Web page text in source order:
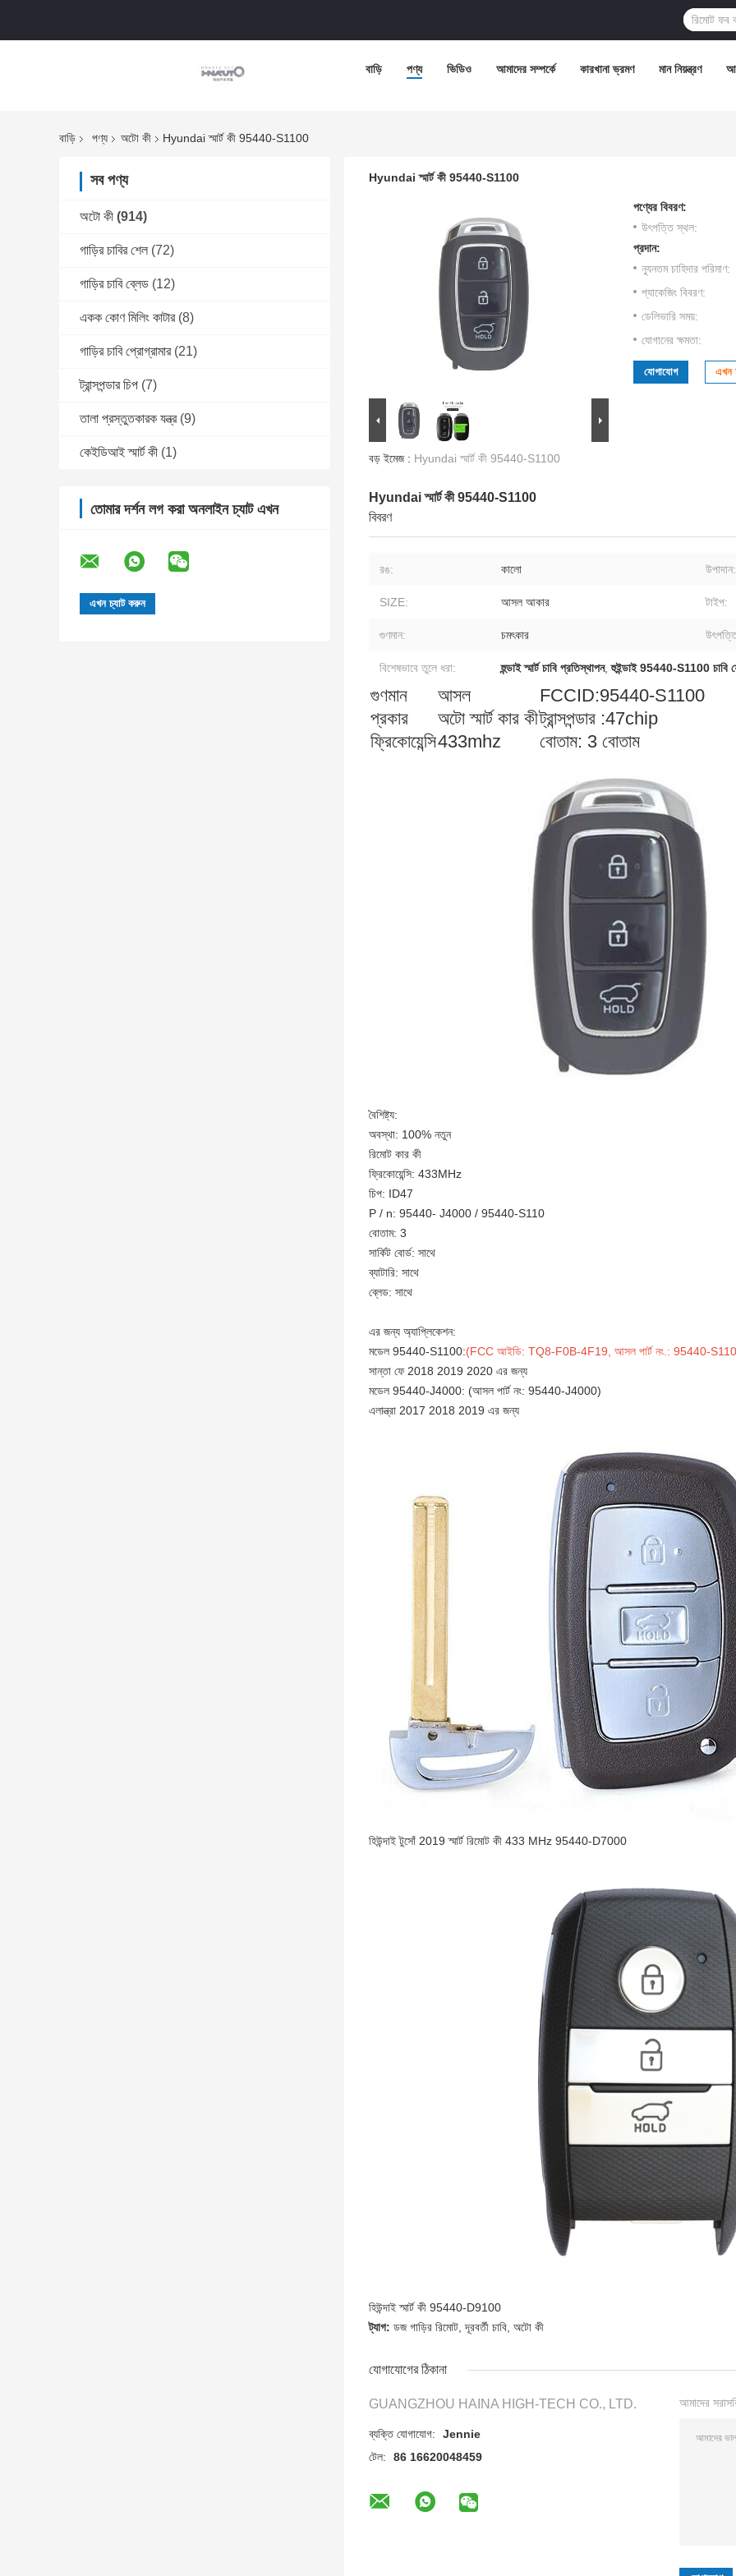
বাড়ি পণ্য ভিডিও আমাদের সম্পর্কে কারখানা ভ্রমণ মান নিয়ন্ত্রণ
বাড়ি পণ্য অটো কী Hyundai স্মার্ট কী 95440-S1100
সব পণ্য
অটো কী (914)
গাড়ির চাবির শেল (72)
গাড়ির চাবি ব্লেড (12)
একক কোণ মিলিং কাটার (8)
গাড়ির চাবি প্রোগ্রামার (21)
ট্রান্সপন্ডার চিপ (7)
তালা প্রস্তুতকারক যন্ত্র (9)
কেইডিআই স্মার্ট কী (1)
তোমার দর্শন লগ করা অনলাইন চ্যাট এখন
Hyundai স্মার্ট কী 95440-S1100
বড় ইমেজ : Hyundai স্মার্ট কী 95440-S1100
পণ্যের বিবরণ:
উৎপত্তি স্থল:
প্রদান:
ন্যূনতম চাহিদার পরিমাণ:
প্যাকেজিং বিবরণ:
ডেলিভারি সময়:
যোগানের ক্ষমতা:
যোগাযোগ এখন
Hyundai স্মার্ট কী 95440-S1100
বিবরণ
রঙ: কালো উপাদান:
SIZE: আসল আকার টাইপ:
গুণমান: চমৎকার
বিশেষভাবে তুলে ধরা: হুন্ডাই স্মার্ট চাবি প্রতিস্থাপন,হুইন্ডাই 95440-S1100 চাবি
গুণমান আসল
FCCID:95440-S1100
প্রকার
অটো স্মার্ট কার কীট্রান্সপন্ডার :47chip
ফ্রিকোয়েন্সি433mhz বোতাম: 3 বোতাম
বৈশিষ্ট্য:
অবস্থা: 100% নতুন
রিমোট কার কী
ফ্রিকোয়েন্সি: 433MHz
চিপ: ID47
P / n: 95440- J4000 / 95440-S110
বোতাম: 3
সার্কিট বোর্ড: সাথে
ব্যাটারি: সাথে
ব্লেড: সাথে
এর জন্য অ্যাপ্লিকেশন:
মডেল 95440-S1100:(FCC আইডি: TQ8-F0B-4F19, আসল পার্ট নং.: 95440-
সান্তা ফে 2018 2019 2020 এর জন্য
মডেল 95440-J4000: (আসল পার্ট নং: 95440-J4000)
এলান্ত্রা 2017 2018 2019 এর জন্য
হিউন্দাই টুসোঁ 2019 স্মার্ট রিমোট কী 433 MHz 95440-D7000
হিউন্দাই স্মার্ট কী 95440-D9100
ট্যাগ: ডজ গাড়ির রিমোট, দূরবর্তী চাবি, অটো কী
যোগাযোগের ঠিকানা
GUANGZHOU HAINA HIGH-TECH CO., LTD.
ব্যক্তি যোগাযোগ:
Jennie
টেল:
86 16620048459
আমাদের